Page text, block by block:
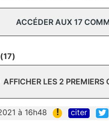
ACCÉDER AUX 17
AFFICHER LES 2 PREMIERS
à 16h48 ! citer